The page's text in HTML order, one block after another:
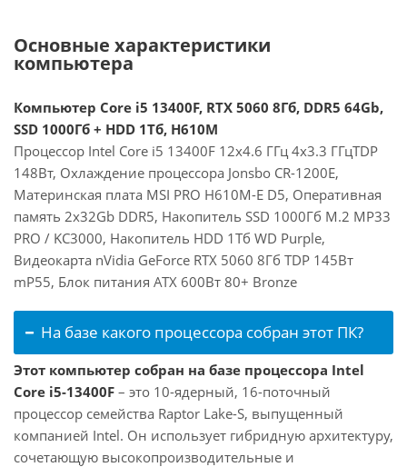
Основные характеристики
компьютера
Компьютер Core i5 13400F, RTX 5060 8Гб, DDR5 64Gb,
SSD 1000Гб + HDD 1Тб, H610M
Процессор Intel Core i5 13400F 12x4.6 ГГц 4x3.3 ГГцTDP
148Вт, Охлаждение процессора Jonsbo CR-1200E,
Материнская плата MSI PRO H610M-E D5, Оперативная
память 2x32Gb DDR5, Накопитель SSD 1000Гб M.2 MP33
PRO / KC3000, Накопитель HDD 1Тб WD Purple,
Видеокарта nVidia GeForce RTX 5060 8Гб TDP 145Вт
mP55, Блок питания ATX 600Вт 80+ Bronze
На базе какого процессора собран этот ПК?
Этот компьютер собран на базе процессора Intel
Core i5-13400F – это 10-ядерный, 16-поточный
процессор семейства Raptor Lake-S, выпущенный
компанией Intel. Он использует гибридную архитектуру,
сочетающую высокопроизводительные и